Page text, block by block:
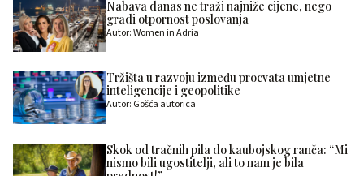
Nabava danas ne traži najniže cijene, nego
gradi otpornost poslovanja
Autor: Women in Adria
Tržišta u razvoju između procvata umjetne
inteligencije i geopolitike
Autor: Gošća autorica
Skok od tračnih pila do kaubojskog ranča: “Mi
nismo bili ugostitelji, ali to nam je bila